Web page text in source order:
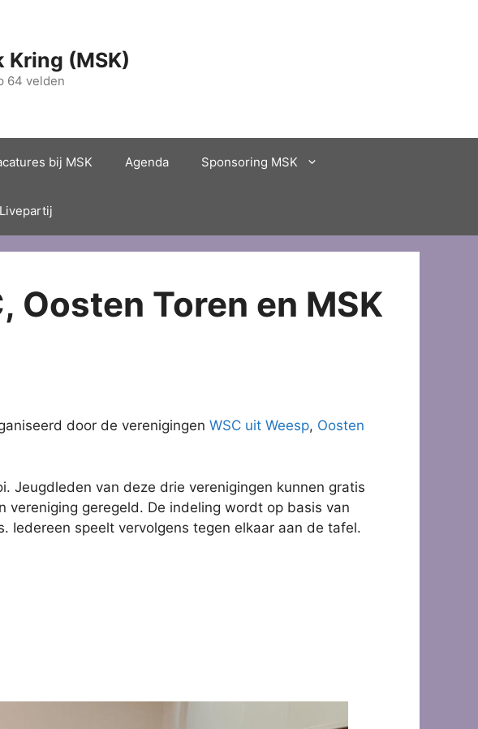
Kring (MSK)
64 velden
bij MSK Agenda Sponsoring MSK
Livepartij
Toren en MSK
door de verenigingen WSC uit Weesp, Oosten
Jeugdleden van deze drie verenigingen kunnen gratis
geregeld. De indeling wordt op basis van
Iedereen speelt vervolgens tegen elkaar aan de tafel.